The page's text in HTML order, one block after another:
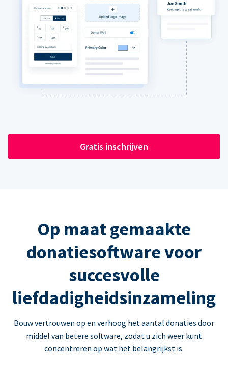
Gratis inschrijven
Op maat gemaakte
donatiesoftware voor
succesvolle
liefdadigheidsinzameling
Bouw vertrouwen op en verhoog het aantal donaties door
middel van betere software, zodat u zich weer kunt
concentreren op wat het belangrijkst is.